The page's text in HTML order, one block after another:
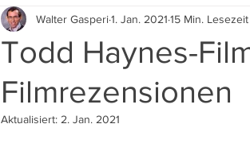
Todd Haynes-
Filmrezensionen
Walter Gasperi1. Jan. 2021 15 Min. Lesezeit
Aktualisiert: 2. Jan. 2021